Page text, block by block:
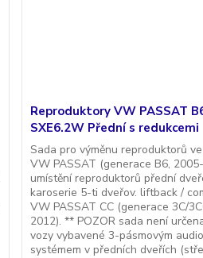
Reproduktory VW PASSAT
SXE6.2W Přední s redukcemi
Sada pro výměnu reproduktorů
VW PASSAT (generace B6,
umístění reproduktorů přední
karoserie 5-ti dveřov. liftback /
VW PASSAT CC (generace 3C/
2012). ** POZOR sada není
vozy vybavené 3-pásmovým audio
systémem v předních dveřích